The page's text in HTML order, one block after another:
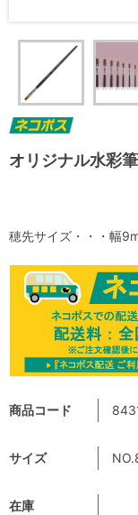
オリジナル水彩
商品コード
サイズ
在庫
穂先サイズ・・・幅